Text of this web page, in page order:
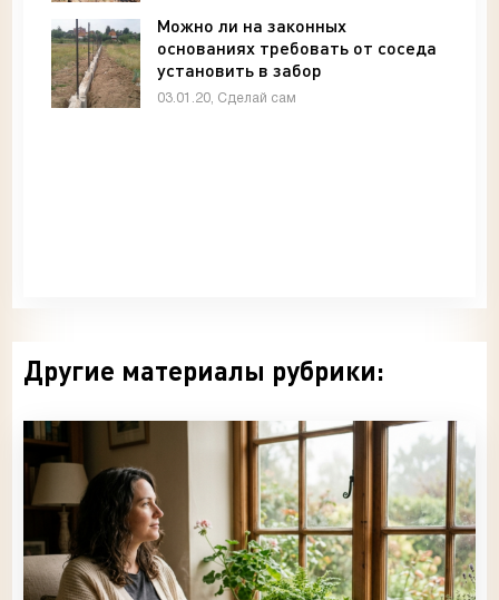
Можно ли на законных
основаниях требовать от соседа
установить в забор
водопропускные трубы -
03.01.20, Сделай сам
Другие материалы рубрики: